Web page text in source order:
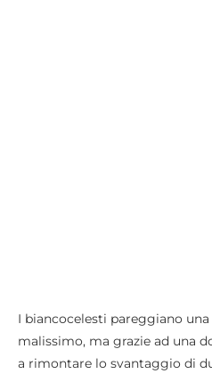
I biancocelesti pareggiano una
malissimo, ma grazie ad una
a rimontare lo svantaggio di